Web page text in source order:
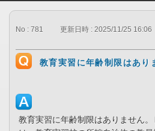
No : 781 更新日時 : 2025/11/25 16:06
教育実習に年齢制限はあり
教育実習に年齢制限はありません